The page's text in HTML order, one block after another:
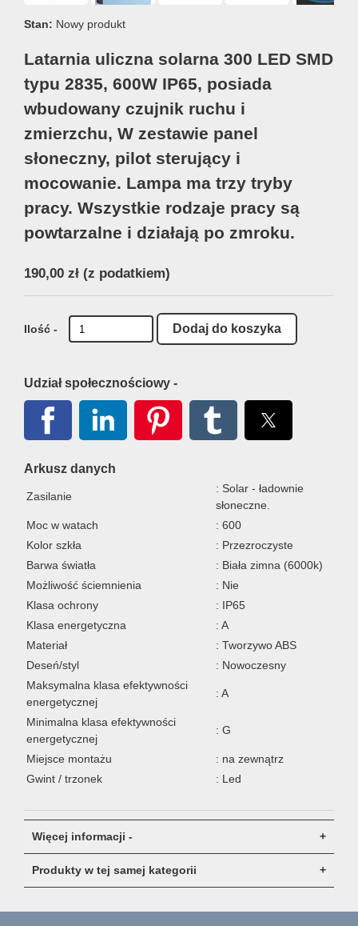
Stan: Nowy produkt
Latarnia uliczna solarna 300 LED SMD
typu 2835, 600W IP65, posiada
wbudowany czujnik ruchu i
zmierzchu, W zestawie panel
słoneczny, pilot sterujący i
mocowanie. Lampa ma trzy tryby
pracy. Wszystkie rodzaje pracy są
powtarzalne i działają po zmroku.
190,00 zł (z podatkiem)
Ilość -
Udział społecznościowy -
Arkusz danych
Zasilanie
: Solar - ładownie
słoneczne.
Moc w watach
: 600
Kolor szkła
: Przezroczyste
Barwa światła
: Biała zimna (6000k)
Możliwość ściemnienia
: Nie
Klasa ochrony
: IP65
Klasa energetyczna
: A
Materiał
: Tworzywo ABS
Deseń/styl
: Nowoczesny
Maksymalna klasa efektywności
energetycznej
: A
Minimalna klasa efektywności
energetycznej
: G
Miejsce montażu
: na zewnątrz
Gwint / trzonek
: Led
Więcej informacji -
Produkty w tej samej kategorii